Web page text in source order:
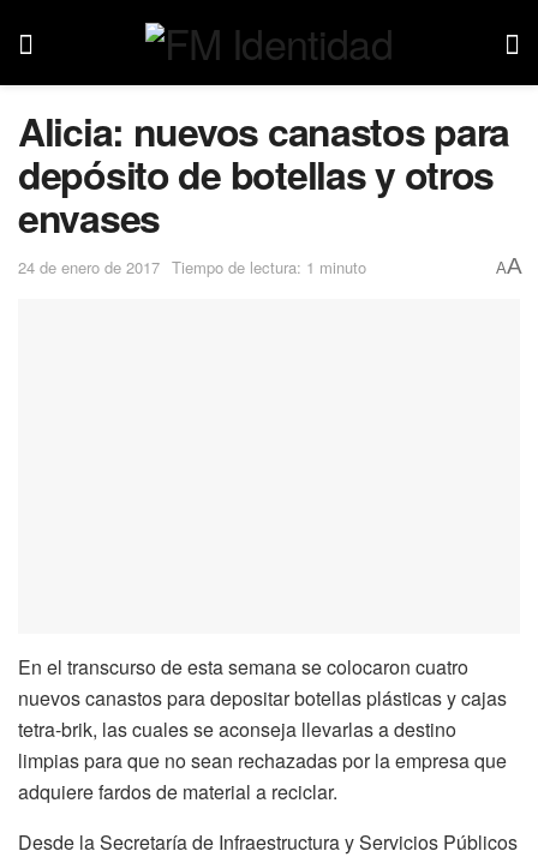
Alicia: nuevos canastos para
depósito de botellas y otros
envases
24 de enero de 2017 Tiempo de lectura: 1 minuto AA
En el transcurso de esta semana se colocaron cuatro
nuevos canastos para depositar botellas plásticas y cajas
tetra-brik, las cuales se aconseja llevarlas a destino
limpias para que no sean rechazadas por la empresa que
adquiere fardos de material a reciclar.
Desde la Secretaría de Infraestructura y Servicios Públicos